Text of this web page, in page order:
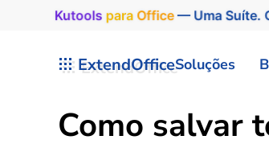
Kutools para Office— Uma Suíte.
ExtendOfficeSoluções
Como salvar